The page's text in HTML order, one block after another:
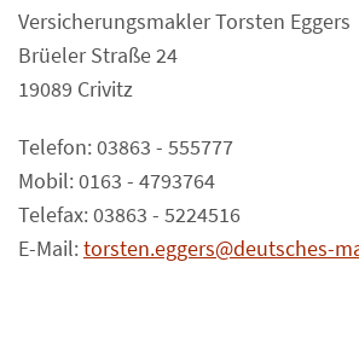
Versicherungsmakler Torsten Eggers
Brüeler Straße 24
19089 Crivitz
Telefon: 03863 - 555777
Mobil: 0163 - 4793764
Telefax: 03863 - 5224516
E-Mail:torsten.eggers@deutsches-